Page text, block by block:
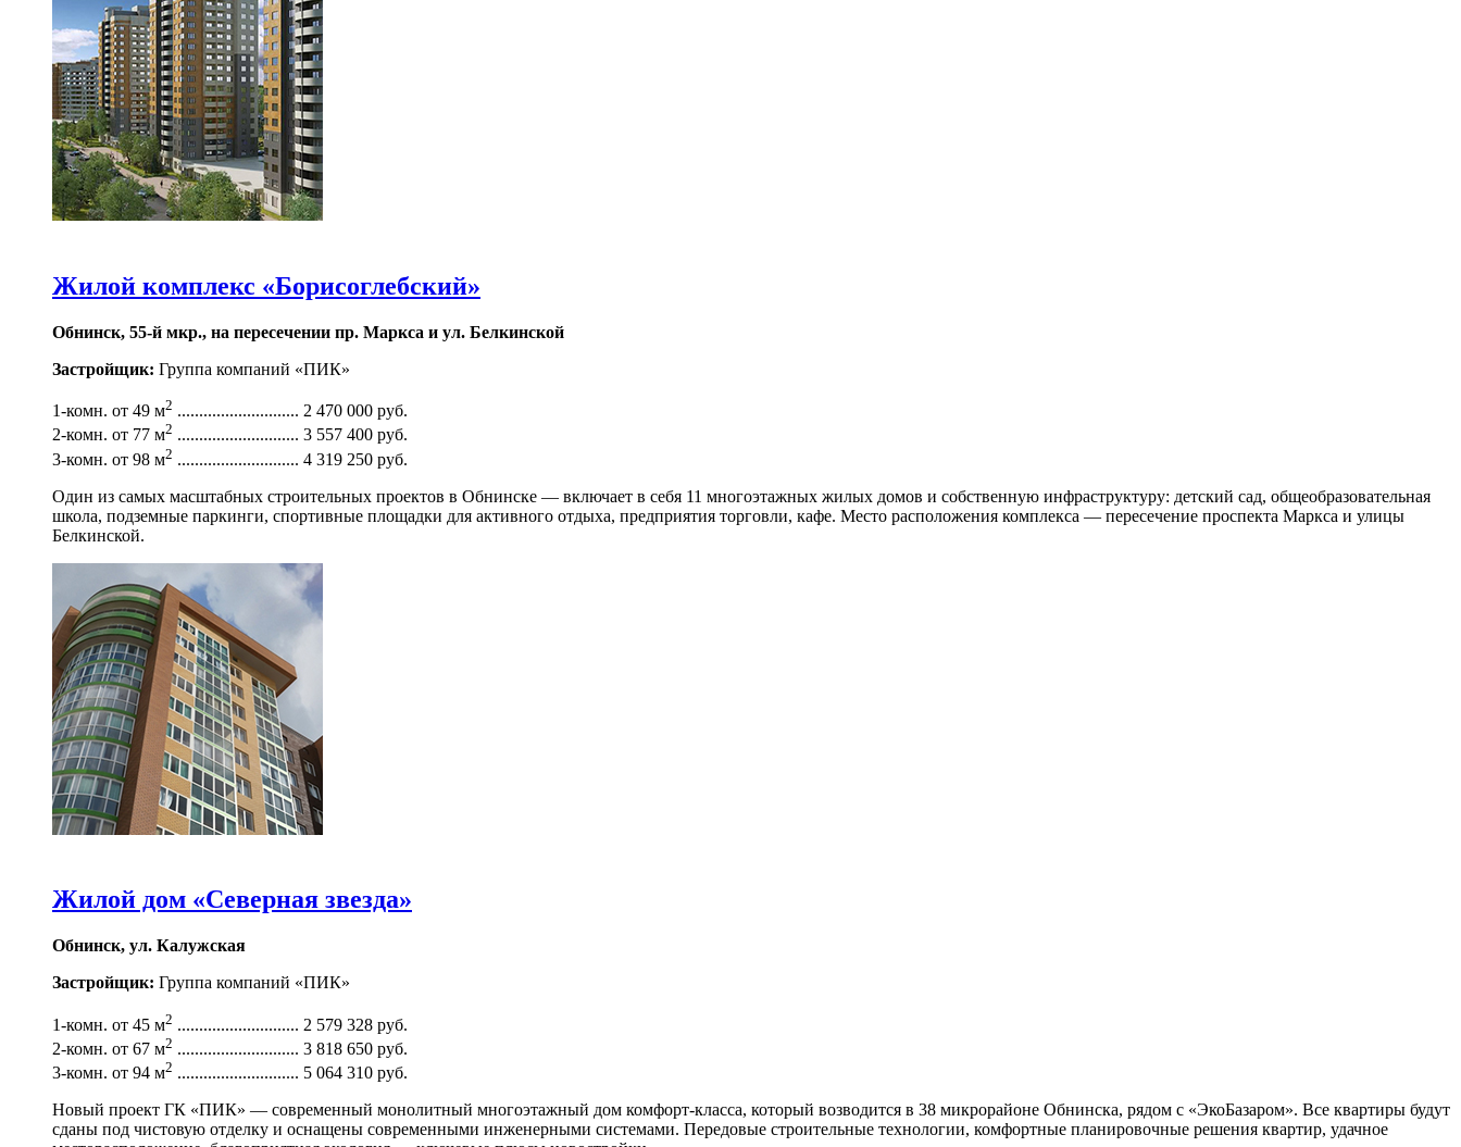
Жилой комплекс «Борисоглебский»
Обнинск, 55-й мкр., на пересечении пр. Маркса и ул. Белкинской
Застройщик: Группа компаний «ПИК»
1-комн. от 49 м2 ............................ 2 470 000 руб.
2-комн. от 77 м2 ............................ 3 557 400 руб.
3-комн. от 98 м2 ............................ 4 319 250 руб.
Один из самых масштабных строительных проектов в Обнинске — включает в себя 11 многоэтажных жилых домов и собственную инфраструктуру: детский сад, общеобразовательная
школа, подземные паркинги, спортивные площадки для активного отдыха, предприятия торговли, кафе. Место расположения комплекса — пересечение проспекта Маркса и улицы
Белкинской.
Жилой дом «Северная звезда»
Обнинск, ул. Калужская
Застройщик: Группа компаний «ПИК»
1-комн. от 45 м2 ............................ 2 579 328 руб.
2-комн. от 67 м2 ............................ 3 818 650 руб.
3-комн. от 94 м2 ............................ 5 064 310 руб.
Новый проект ГК «ПИК» — современный монолитный многоэтажный дом комфорт-класса, который возводится в 38 микрорайоне Обнинска, рядом с «ЭкоБазаром». Все квартиры будут
сданы под чистовую отделку и оснащены современными инженерными системами. Передовые строительные технологии, комфортные планировочные решения квартир, удачное